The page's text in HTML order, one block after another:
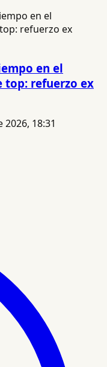
en el
top: refuerzo ex
18:31